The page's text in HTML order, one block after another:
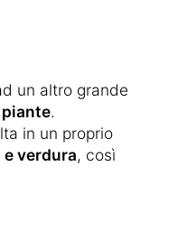
un altro grande
.
in un proprio
verdura, così